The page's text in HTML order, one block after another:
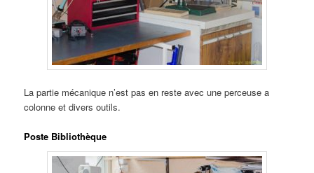
La partie mécanique n’est pas en reste avec une perceuse a
colonne et divers outils.
Poste Bibliothèque